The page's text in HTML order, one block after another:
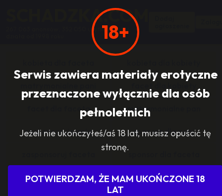
18+
Serwis zawiera materiały erotyczne
przeznaczone wyłącznie dla osób
pełnoletnich
Jeżeli nie ukończyłeś/aś 18 lat, musisz opuścić tę
stronę.
POTWIERDZAM, ŻE MAM UKOŃCZONE 18
LAT
SCHADZKA.COM
267 063 anonsów, 352 050 użytkowników,
facet dla faceta matrymonialne pan
zasponsoruj panią sponsor dla pani
sponsoring grupy agencje towarzyskie